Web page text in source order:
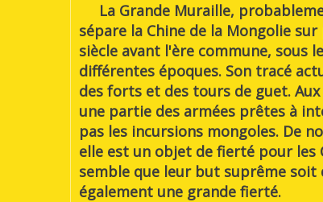
La Grande Muraille,
sépare la Chine de la Mongolie
siècle avant l'ère commune, sous
différentes époques. Son tracé
des forts et des tours de guet.
une partie des armées prêtes à
pas les incursions mongoles. De
elle est un objet de fierté pour
semble que leur but suprême
également une grande fierté.